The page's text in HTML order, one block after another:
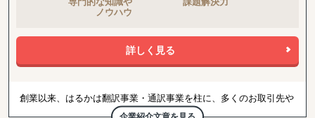
詳しく見る
創業以来、はるかは翻訳事業・通訳事業を柱に、多くのお取引先や
関係者の方々に外国語サービスを提供しています。金融・財務、IT